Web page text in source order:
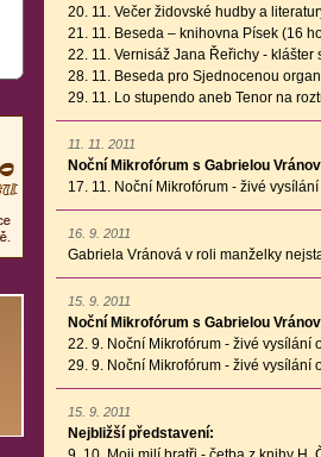
20. 11. Večer židovské hudby a
21. 11. Beseda – knihovna Písek (16
22. 11. Vernisáž Jana Řeřichy -
28. 11. Beseda pro Sjednocenou
29. 11. Lo stupendo aneb Tenor na
11. 11. 2011
Noční Mikrofórum s Gabrielou
17. 11. Noční Mikrofórum - živé
16. 9. 2011
Gabriela Vránová v roli manželky
15. 9. 2011
Noční Mikrofórum s Gabrielou
22. 9. Noční Mikrofórum - živé vysílání
29. 9. Noční Mikrofórum - živé vysílání
15. 9. 2011
Nejbližší představení: